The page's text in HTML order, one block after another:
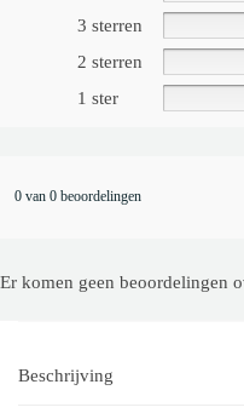
3 sterren
2 sterren
1 ster
0 van 0 beoordelingen
Er komen geen beoordelingen
Beschrijving